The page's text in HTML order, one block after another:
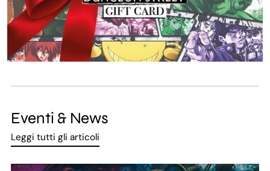
Eventi & News
Leggi tutti gli articoli